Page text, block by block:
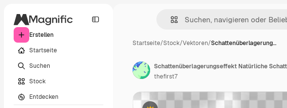
Erstellen
Startseite
Suchen
Stock
Entdecken
Startseite/Stock/Vektoren/Schattenüberlagerung…
thefirst7